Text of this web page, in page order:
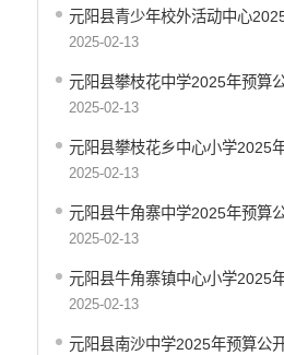
元阳县青少年校外活动中心
2025-02-13
元阳县攀枝花中学2025年预算
2025-02-13
元阳县攀枝花乡中心小学2025
2025-02-13
元阳县牛角寨中学2025年预算
2025-02-13
元阳县牛角寨镇中心小学2025
2025-02-13
元阳县南沙中学2025年预算公